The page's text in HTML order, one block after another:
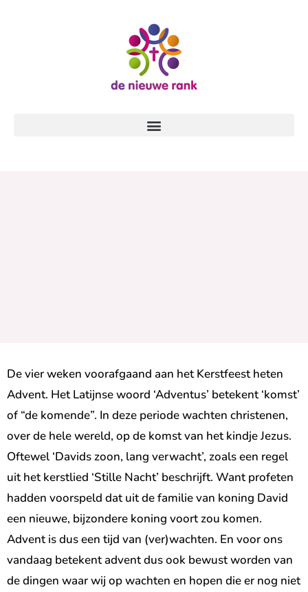
De vier weken voorafgaand aan het Kerstfeest heten
Advent. Het Latijnse woord ‘Adventus’ betekent ‘komst’
of “de komende”. In deze periode wachten christenen,
over de hele wereld, op de komst van het kindje Jezus.
Oftewel ‘Davids zoon, lang verwacht’, zoals een regel
uit het kerstlied ‘Stille Nacht’ beschrijft. Want profeten
hadden voorspeld dat uit de familie van koning David
een nieuwe, bijzondere koning voort zou komen.
Advent is dus een tijd van (ver)wachten. En voor ons
vandaag betekent advent dus ook bewust worden van
de dingen waar wij op wachten en hopen die er nog niet